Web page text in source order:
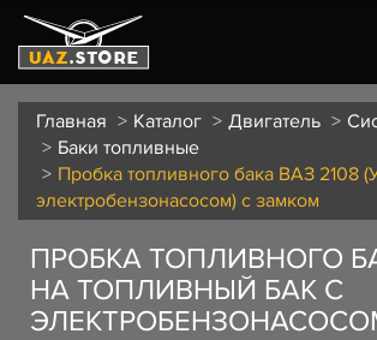
Главная Каталог Двигатель
Баки топливные
Пробка топливного бака ВАЗ 2108
электробензонасосом) с замком
ПРОБКА ТОПЛИВНОГО
НА ТОПЛИВНЫЙ БАК С